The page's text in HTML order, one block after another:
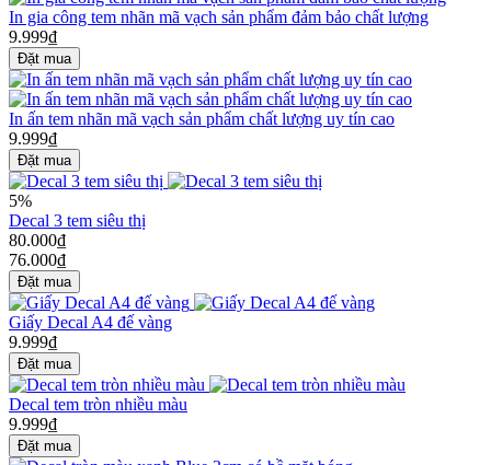
In gia công tem nhãn mã vạch sản phẩm đảm bảo chất lượng
9.999₫
In ấn tem nhãn mã vạch sản phẩm chất lượng uy tín cao
9.999₫
5%
Decal 3 tem siêu thị
80.000₫
76.000₫
Giấy Decal A4 đế vàng
9.999₫
Decal tem tròn nhiều màu
9.999₫